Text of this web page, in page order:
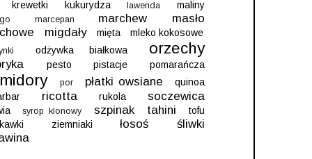
krewetki
kukurydza lawenda maliny
marcepan marchew
masło
migdały mięta mleko kokosowe
odżywka białkowa orzechy
pesto pistacje pomarańcza
por płatki owsiane
quinoa
ricotta rukola soczewica
syrop klonowy szpinak tahini
tofu
ziemniaki łosoś
śliwki